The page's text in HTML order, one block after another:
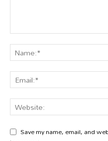
Save my name, email, and